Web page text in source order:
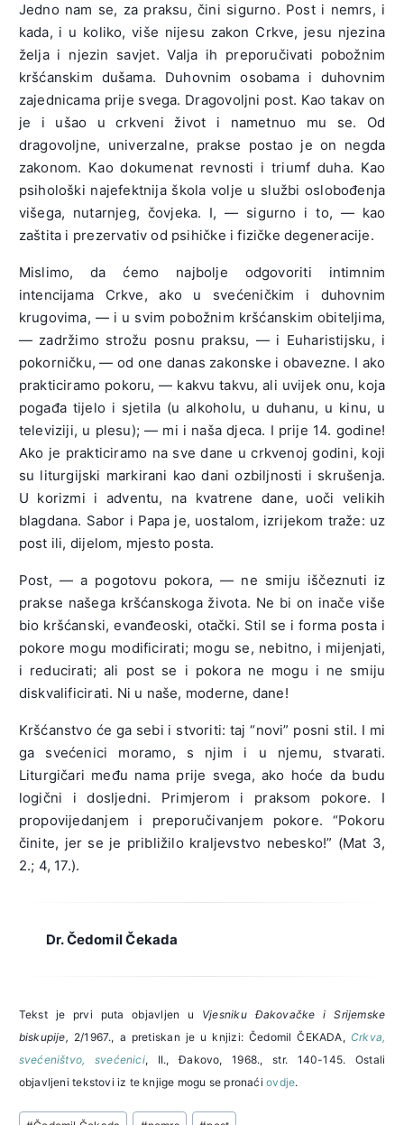
Jedno nam se, za praksu, čini sigurno. Post i nemrs, i
kada, i u koliko, više nijesu zakon Crkve, jesu njezina
želja i njezin savjet. Valja ih preporučivati pobožnim
kršćanskim dušama. Duhovnim osobama i duhovnim
zajednicama prije svega. Dragovoljni post. Kao takav on
je i ušao u crkveni život i nametnuo mu se. Od
dragovoljne, univerzalne, prakse postao je on negda
zakonom. Kao dokumenat revnosti i triumf duha. Kao
psihološki najefektnija škola volje u službi oslobođenja
višega, nutarnjeg, čovjeka. I, — sigurno i to, — kao
zaštita i prezervativ od psihičke i fizičke degeneracije.
Mislimo, da ćemo najbolje odgovoriti intimnim
intencijama Crkve, ako u svećeničkim i duhovnim
krugovima, — i u svim pobožnim kršćanskim obiteljima,
— zadržimo strožu posnu praksu, — i Euharistijsku, i
pokorničku, — od one danas zakonske i obavezne. I ako
prakticiramo pokoru, — kakvu takvu, ali uvijek onu, koja
pogađa tijelo i sjetila (u alkoholu, u duhanu, u kinu, u
televiziji, u plesu); — mi i naša djeca. I prije 14. godine!
Ako je prakticiramo na sve dane u crkvenoj godini, koji
su liturgijski markirani kao dani ozbiljnosti i skrušenja.
U korizmi i adventu, na kvatrene dane, uoči velikih
blagdana. Sabor i Papa je, uostalom, izrijekom traže: uz
post ili, dijelom, mjesto posta.
Post, — a pogotovu pokora, — ne smiju iščeznuti iz
prakse našega kršćanskoga života. Ne bi on inače više
bio kršćanski, evanđeoski, otački. Stil se i forma posta i
pokore mogu modificirati; mogu se, nebitno, i mijenjati,
i reducirati; ali post se i pokora ne mogu i ne smiju
diskvalificirati. Ni u naše, moderne, dane!
Kršćanstvo će ga sebi i stvoriti: taj “novi” posni stil. I mi
ga svećenici moramo, s njim i u njemu, stvarati.
Liturgičari među nama prije svega, ako hoće da budu
logični i dosljedni. Primjerom i praksom pokore. I
propovijedanjem i preporučivanjem pokore. “Pokoru
činite, jer se je približilo kraljevstvo nebesko!” (Mat 3,
2.; 4, 17.).
Dr. Čedomil Čekada
Tekst je prvi puta objavljen u Vjesniku Đakovačke i Srijemske
biskupije, 2/1967., a pretiskan je u knjizi: Čedomil ČEKADA, Crkva,
svećeništvo, svećenici, II., Đakovo, 1968., str. 140-145. Ostali
objavljeni tekstovi iz te knjige mogu se pronaćiovdje.
Post